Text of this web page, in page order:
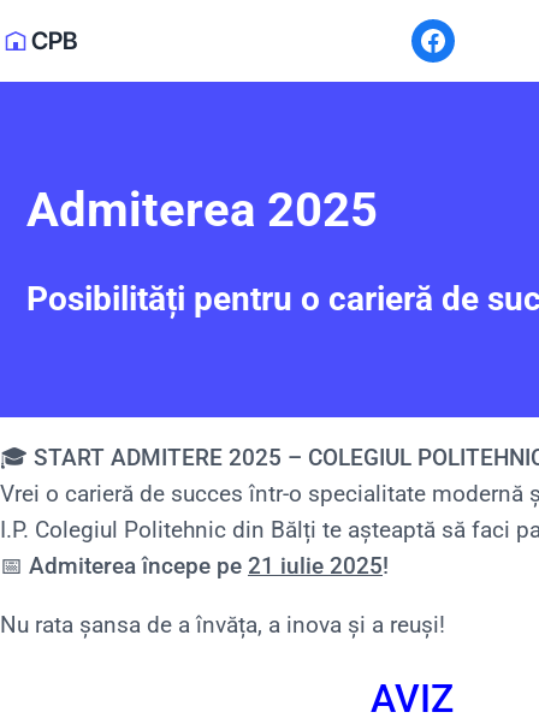
CPB
Admiterea 2025
Posibilități pentru o carieră de
🎓 START ADMITERE 2025 – COLEGIUL
Vrei o carieră de succes într-o specialitate modernă
I.P. Colegiul Politehnic din Bălți te așteaptă să faci
📅 Admiterea începe pe 21 iulie 2025!
Nu rata șansa de a învăța, a inova și a reuși!
AVIZ